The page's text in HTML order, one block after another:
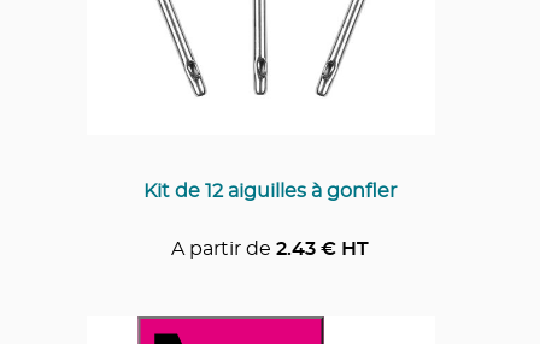
Kit de 12 aiguilles à gonfler
A partir de 2.43 € HT